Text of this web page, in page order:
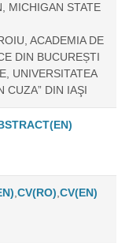
MICHIGAN STATE
ACADEMIA DE
DIN BUCUREȘTI
UNIVERSITATEA
CUZA” DIN IAŞI
CV(RO) CV(EN)